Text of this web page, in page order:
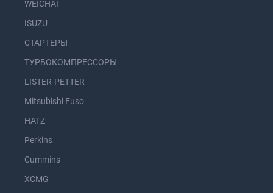
WEICHAI
ISUZU
СТАРТЕРЫ
ТУРБОКОМПРЕССОРЫ
LISTER-PETTER
Mitsubishi Fuso
HATZ
Perkins
Cummins
XCMG